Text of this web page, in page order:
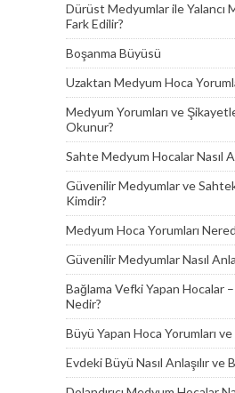
Dürüst Medyumlar ile Yalancı
Fark Edilir?
Boşanma Büyüsü
Uzaktan Medyum Hoca
Medyum Yorumları ve
Okunur?
Sahte Medyum Hocalar Nasıl
Güvenilir Medyumlar ve
Kimdir?
Medyum Hoca Yorumları
Güvenilir Medyumlar Nasıl
Bağlama Vefki Yapan Hocalar
Nedir?
Büyü Yapan Hoca Yorumları
Evdeki Büyü Nasıl Anlaşılır ve